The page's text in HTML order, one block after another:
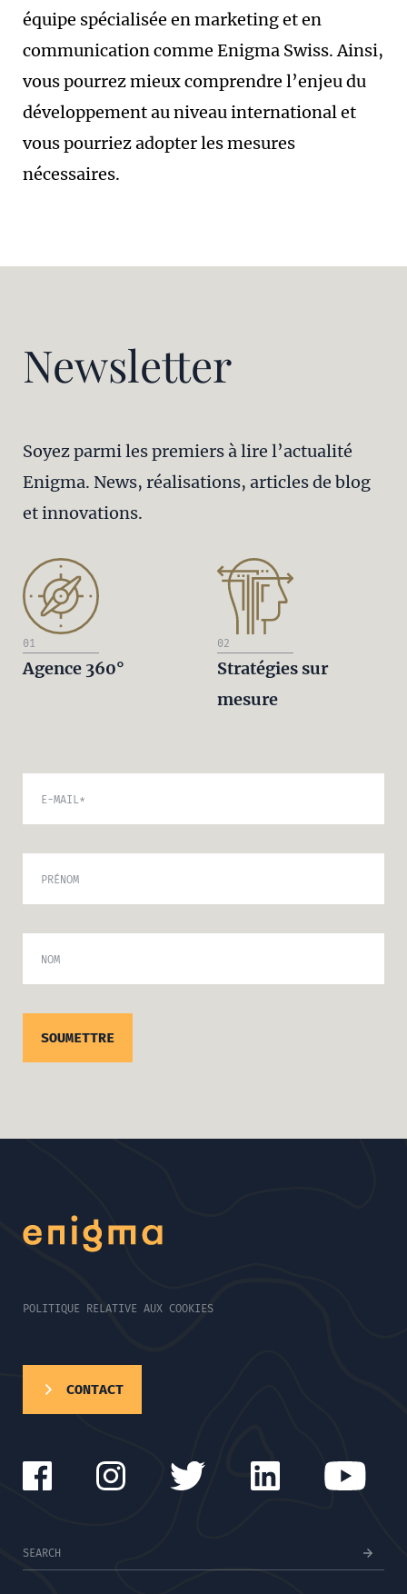
équipe spécialisée en marketing et en
communication comme Enigma Swiss. Ainsi,
vous pourrez mieux comprendre l’enjeu du
développement au niveau international et
vous pourriez adopter les mesures
nécessaires.
Newsletter
Soyez parmi les premiers à lire l’actualité
Enigma. News, réalisations, articles de blog
et innovations.
01
Agence 360°
02
Stratégies sur
mesure
E-MAIL*
PRÉNOM
NOM
POLITIQUE RELATIVE AUX COOKIES
CONTACT